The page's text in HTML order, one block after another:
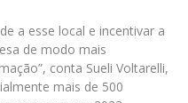
a esse local e incentivar a
de modo mais
conta Sueli Voltarelli,
mais de 500